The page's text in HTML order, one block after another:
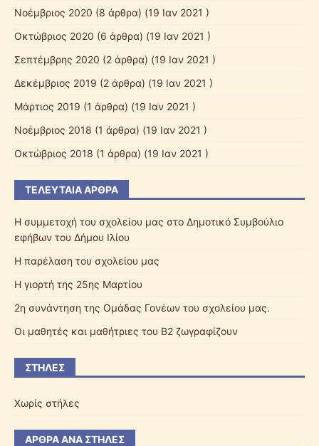
Νοέμβριος 2020 (8 άρθρα) (19 Ιαν 2021 )
Οκτώβριος 2020 (6 άρθρα) (19 Ιαν 2021 )
Σεπτέμβρης 2020 (2 άρθρα) (19 Ιαν 2021 )
Δεκέμβριος 2019 (2 άρθρα) (19 Ιαν 2021 )
Μάρτιος 2019 (1 άρθρα) (19 Ιαν 2021 )
Νοέμβριος 2018 (1 άρθρα) (19 Ιαν 2021 )
Οκτώβριος 2018 (1 άρθρα) (19 Ιαν 2021 )
ΤΕΛΕΥΤΑΊΑ ΆΡΘΡΑ
Η συμμετοχή του σχολείου μας στο Δημοτικό Συμβούλιο
εφήβων του Δήμου Ιλίου
Η παρέλαση του σχολείου μας
Η γιορτή της 25ης Μαρτίου
2η συνάντηση της Ομάδας Γονέων του σχολείου μας.
Οι μαθητές και μαθήτριες του Β2 ζωγραφίζουν
ΣΤΉΛΕΣ
Χωρίς στήλες
ΆΡΘΡΑ ΑΝΆ ΣΤΉΛΕΣ